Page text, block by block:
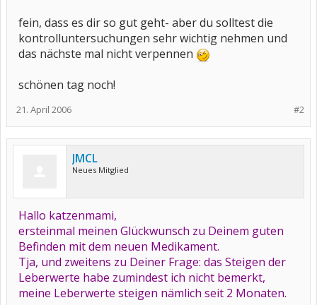
fein, dass es dir so gut geht- aber du solltest die
kontrolluntersuchungen sehr wichtig nehmen und
das nächste mal nicht verpennen
schönen tag noch!
#2
21. April 2006
JMCL
Neues Mitglied
Hallo katzenmami,
ersteinmal meinen Glückwunsch zu Deinem guten
Befinden mit dem neuen Medikament.
Tja, und zweitens zu Deiner Frage: das Steigen der
Leberwerte habe zumindest ich nicht bemerkt,
meine Leberwerte steigen nämlich seit 2 Monaten.